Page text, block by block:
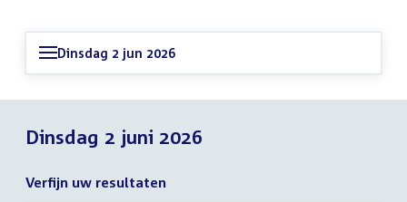
Dinsdag 2 jun 2026
Dinsdag 2 juni 2026
Verfijn uw resultaten